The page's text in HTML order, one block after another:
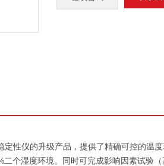
定性仪的升级产品，提供了精确可控的温
个湿度环境。同时可完成影响因素试验